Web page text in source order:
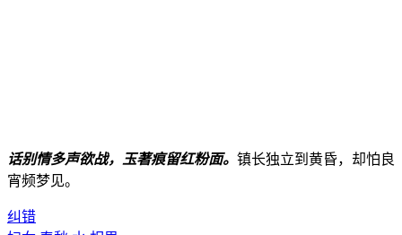
话别情多声欲战，玉著痕留红粉面。 镇长独立到黄昏，却怕良
宵频梦见。
纠错